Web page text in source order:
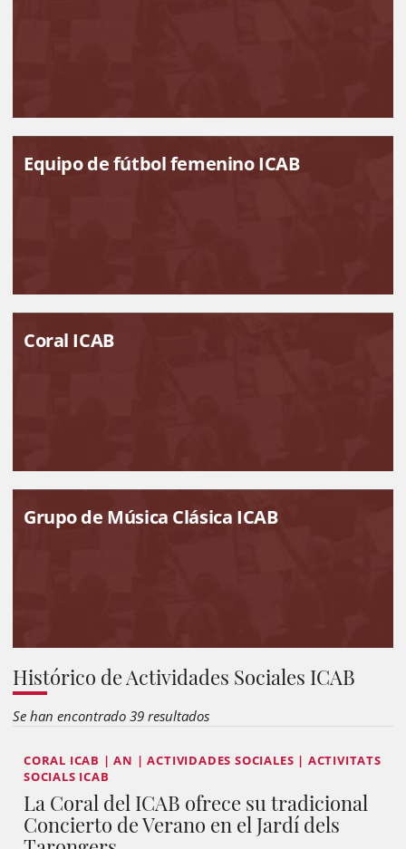
Equipo de fútbol femenino ICAB
Coral ICAB
Grupo de Música Clásica ICAB
Histórico de Actividades Sociales ICAB
Se han encontrado 39 resultados
CORAL ICAB | AN | ACTIVIDADES SOCIALES | ACTIVITATS
SOCIALS ICAB
La Coral del ICAB ofrece su tradicional
Concierto de Verano en el Jardí dels